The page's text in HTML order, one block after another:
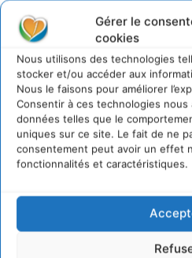
Gérer le
cookies
Nous utilisons des technologies
stocker et/ou accéder aux
Nous le faisons pour améliorer
Consentir à ces technologies
données telles que le
uniques sur ce site. Le fait de ne
consentement peut avoir un effet
fonctionnalités et caractéristiques.
Développer notre attention
non humaines avec les
30 juillet 2026
Un kit citoyen pour lever les
développement des forêts
villes
29 juillet 2026
L’éco-anxiété informe et
28 juillet 2026
adaptées au changement